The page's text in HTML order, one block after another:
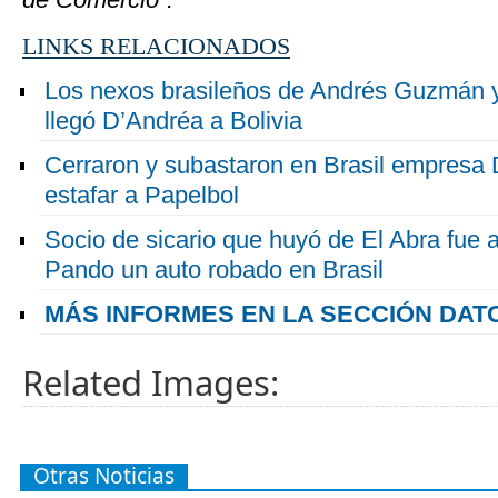
LINKS RELACIONADOS
Los nexos brasileños de Andrés Guzmán
llegó D’Andréa a Bolivia
Cerraron y subastaron en Brasil empresa
estafar a Papelbol
Socio de sicario que huyó de El Abra fue
Pando un auto robado en Brasil
MÁS INFORMES EN LA SECCIÓN
Related Images:
Otras Noticias